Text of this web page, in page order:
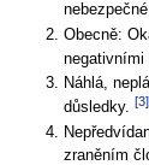
Obecně:
Náhlá,
důsledky.[3]
zraněním